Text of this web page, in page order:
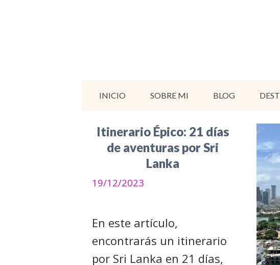
INICIO SOBRE MI BLOG
Itinerario Épico: 21 días
de aventuras por Sri
Lanka
19/12/2023
En este artículo,
encontrarás un itinerario
por Sri Lanka en 21 días,